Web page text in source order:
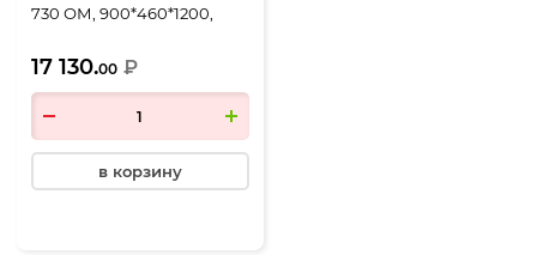
730 ОМ, 900*460*1200,
17 130.00 ₽
в корзину